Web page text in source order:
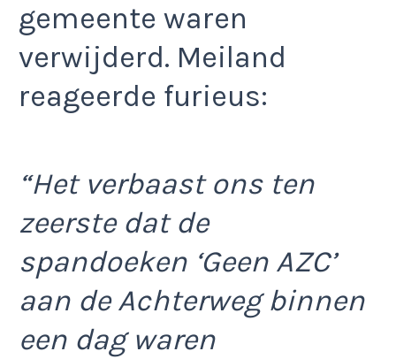
gemeente waren
verwijderd. Meiland
reageerde furieus:
“Het verbaast ons ten
zeerste dat de
spandoeken ‘Geen AZC’
aan de Achterweg binnen
een dag waren